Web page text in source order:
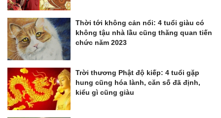
Thời tới không cản nổi: 4 tuổi giàu có
không tậu nhà lầu cũng thăng quan tiến
chức năm 2023
Trời thương Phật độ kiếp: 4 tuổi gặp
hung cũng hóa lành, căn số đã định,
kiểu gì cũng giàu